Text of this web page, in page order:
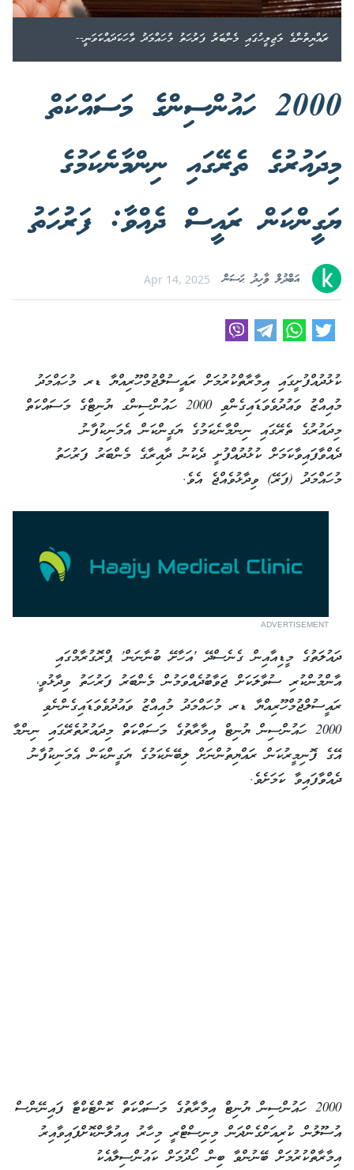
ރައްޔިތުންގެ މަޖިލީހުގައި މެންބަރު ފަރުހަތު މުހައްމަދު ވާހަކަދައްކަވަނީ--
2000 ހައުންސިންގެ މަސައްކަތް
މިދައުރުގެ ތެރޭގައި ނިންމާނެކަމުގެ
ޔަގީންކަން ރައީސް ދެއްވާ: ފަރުހަތު
އަބްދުލް ވާހިދު ޙަސަން Apr 14, 2025
ކުޅުދުއްފުށީގައި އިމާރާތްކުރުމަށް ރައީސުލްޖުމްހޫރިއްޔާ ޑރ މުހައްމަދު
މުއިއްޒު ވައުދުވެވަޑައިގެންވި 2000 ހައުންސިންގ ޔުނިޓްގެ މަސައްކަތް
މިދައުރުގެ ތެރޭގައި ނިންމާނެކަމުގެ ޔަގީންކަން އެމަނިކުފާނު
ދެއްވާފައިވާކަމަށް ކުޅުދުއްފުށީ ދެކުނު ދާއިރާގެ މެންބަރު ފަރުހަތު
މުހައްމަދު (ފަރޭ) ވިދާޅުވެއްޖެ އެވެ.
ADVERTISEMENT
ދައުލަތުގެ މީޑިއާއިން ގެނެސްދޭ 'އަހާށޭ ބުނާނަން' ޕްރޮގުރާމްގައި
އާންމުންކުރި ސުވާލަކަށް ޖަވާބުދެއްވަމުން މެންބަރު ފަރުހަތު ވިދާޅުވީ،
ރައީސުލްޖުމްހޫރިއްޔާ ޑރ މުހައްމަދު މުއިއްޒު ވައުދުވެވަޑައިގެންނެވި
2000 ހައުންސިން ޔުނިޓް އިމާރާތުގެ މަސައްކަތް މިދައުރުތެރޭގައި ނިންމާ
އޭގެ ފޮނިމީރުކަން ރައްޔިތުންނަށް ލިބޭނެކަމުގެ ޔަގީންކަން އެމަނިކުފާނު
ދެއްވާފައިވާ ކަމަށެވެ.
2000 ހައުންސިން ޔުނިޓް އިމާރާތުގެ މަސައްކަތް ކޮންޓެކްޓާ ފައިނޭންސް
އުސޫލުން ކުރިއަށްގެންދަން މިނިސްޓްރީ މިހާރު އިއުލާންކޮށްފައިވާއިރު
އިމާރާތްކުރުމަށް ބޭނުންވާ ބިން ހޯދުމަށް ކައުންސިލާއެކު